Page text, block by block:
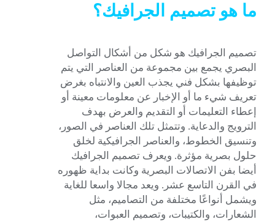
ما هو تصميم الجرافيك؟
تصميم الجرافيك هو شكل من أشكال التواصل
البصري يجمع بين مجموعة من العناصر التي يتم
توظيفها بشكل فني يجذب العين والانتباه بغرض
تعريف شيء ما أو الإخبار عن معلومات معينة أو
إعطاء التعليمات أو التقديم والعرض بهدف
الترويج والدعاية. وتتمثل تلك العناصر في الصور،
وتنسيق الخطوط، والعناصر الجرافيكية لخلق
حلول بصرية مؤثرة. ويعرف تصميم الجرافيك
أيضا بفن الاتصالات البصرية وكانت بداية ظهوره
في القرن التاسع عشر. ويعد مجالا واسعا للغاية
ويشمل أنواعًا مختلفة من التصاميم، مثل
الشعارات، والكتيبات، وتصميم العبوات،